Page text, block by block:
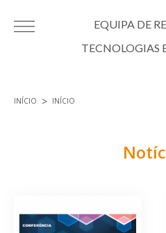
EQUIPA DE
TECNOLOGIAS
INÍCIO INÍCIO
Páginas